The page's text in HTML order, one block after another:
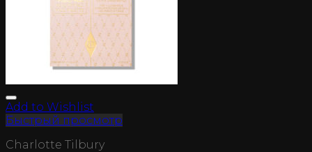
Add to Wishlist
Быстрый просмотр
Charlotte Tilbury